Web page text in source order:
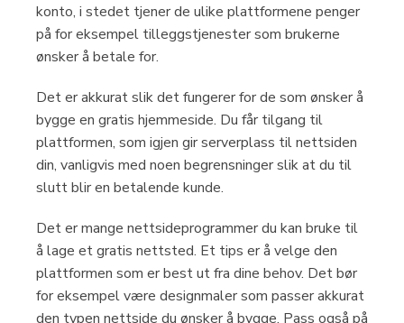
konto, i stedet tjener de ulike plattformene penger
på for eksempel tilleggstjenester som brukerne
ønsker å betale for.
Det er akkurat slik det fungerer for de som ønsker å
bygge en gratis hjemmeside. Du får tilgang til
plattformen, som igjen gir serverplass til nettsiden
din, vanligvis med noen begrensninger slik at du til
slutt blir en betalende kunde.
Det er mange nettsideprogrammer du kan bruke til
å lage et gratis nettsted. Et tips er å velge den
plattformen som er best ut fra dine behov. Det bør
for eksempel være designmaler som passer akkurat
den typen nettside du ønsker å bygge. Pass også på